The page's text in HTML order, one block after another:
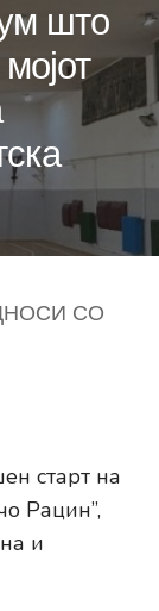
што
СО
старт на
Рацин”,
и